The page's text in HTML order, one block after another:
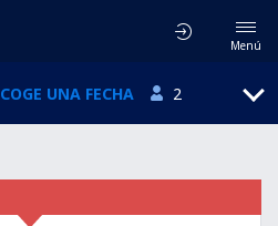
Menú
UNA FECHA 2